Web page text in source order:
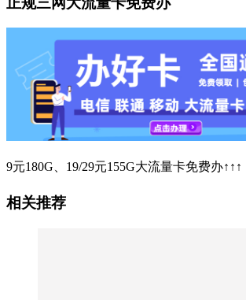
9元180G、19/29元155G大流量卡免费办↑↑↑
相关推荐